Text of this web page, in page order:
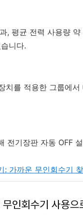
, 평균 전력 사용량
니다.
치를 적용한 그룹에
전기장판 자동 OFF
: 가까운 무인회수기